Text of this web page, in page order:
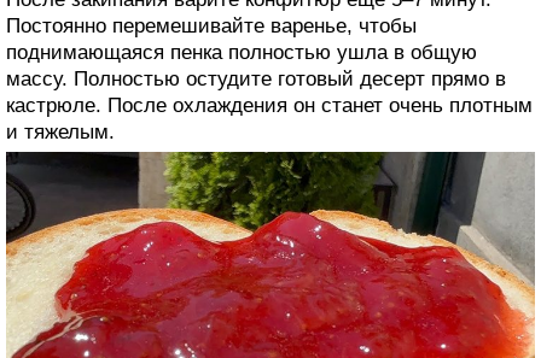
Постоянно перемешивайте варенье, чтобы
поднимающаяся пенка полностью ушла в общую
массу. Полностью остудите готовый десерт прямо в
кастрюле. После охлаждения он станет очень плотным
и тяжелым.